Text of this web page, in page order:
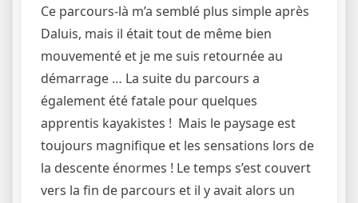
Ce parcours-là m’a semblé plus simple après
Daluis, mais il était tout de même bien
mouvementé et je me suis retournée au
démarrage … La suite du parcours a
également été fatale pour quelques
apprentis kayakistes ! Mais le paysage est
toujours magnifique et les sensations lors de
la descente énormes ! Le temps s’est couvert
vers la fin de parcours et il y avait alors un